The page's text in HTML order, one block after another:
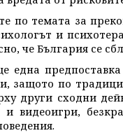
по темата за
и
че България се
една
защото по
други сходни
видеоигри,